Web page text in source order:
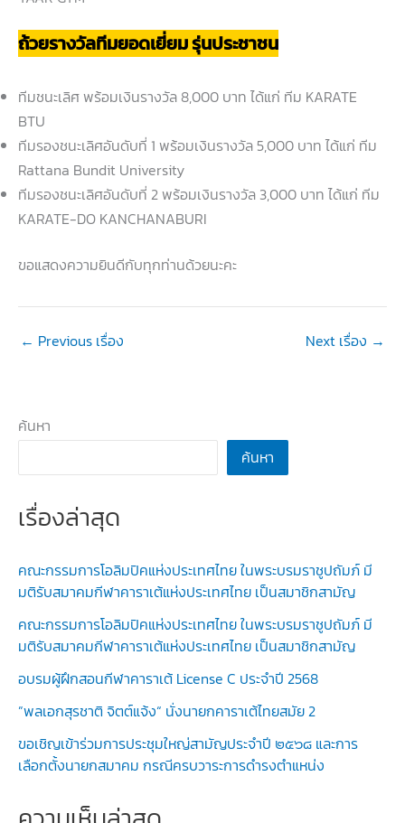
ถ้วยรางวัลทีมยอดเยี่ยม รุ่นประชาชน
ทีมชนะเลิศ พร้อมเงินรางวัล 8,000 บาท ได้แก่ ทีม KARATE
BTU
ทีมรองชนะเลิศอันดับที่ 1 พร้อมเงินรางวัล 5,000 บาท ได้แก่ ทีม
Rattana Bundit University
ทีมรองชนะเลิศอันดับที่ 2 พร้อมเงินรางวัล 3,000 บาท ได้แก่ ทีม
KARATE-DO KANCHANABURI
ขอแสดงความยินดีกับทุกท่านด้วยนะคะ
← Previous เรื่อง Next เรื่อง →
ค้นหา
ค้นหา
เรื่องล่าสุด
คณะกรรมการโอลิมปิคแห่งประเทศไทย ในพระบรมราชูปถัมภ์ มี
มติรับสมาคมกีฬาคาราเต้แห่งประเทศไทย เป็นสมาชิกสามัญ
คณะกรรมการโอลิมปิคแห่งประเทศไทย ในพระบรมราชูปถัมภ์ มี
มติรับสมาคมกีฬาคาราเต้แห่งประเทศไทย เป็นสมาชิกสามัญ
อบรมผู้ฝึกสอนกีฬาคาราเต้ License C ประจำปี 2568
”พลเอกสุรชาติ จิตต์แจ้ง“ นั่งนายกคาราเต้ไทยสมัย 2
ขอเชิญเข้าร่วมการประชุมใหญ่สามัญประจำปี ๒๕๖๘ และการ
เลือกตั้งนายกสมาคม กรณีครบวาระการดำรงตำแหน่ง